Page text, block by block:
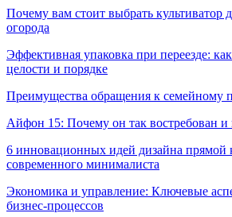
Почему вам стоит выбрать культиватор
огорода
Эффективная упаковка при переезде:
целости и порядке
Преимущества обращения к семейному
Айфон 15: Почему он так востребован и
6 инновационных идей дизайна прямой
современного минималиста
Экономика и управление: Ключевые
бизнес-процессов